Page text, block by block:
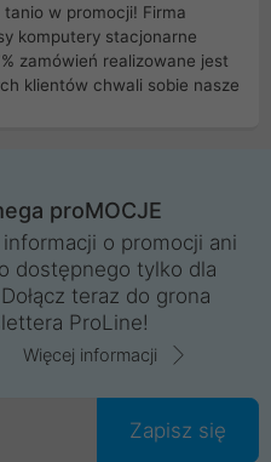
w promocji! Firma
komputery stacjonarne
zamówień realizowane jest
klientów chwali sobie nasze
Gliwice, Kalisz, Bytom,
obsługa!
kapitałem. Działamy
kraju! Posiadamy siedzibę
terenie kraju. Cała
ProLine jest
notebooka albo laptopa w
pełne bezpieczeństwo.
i części komputerowe
proMOCJE
o promocji ani
dostępnego tylko dla
teraz do grona
ProLine!
Więcej informacji
Zapisz się